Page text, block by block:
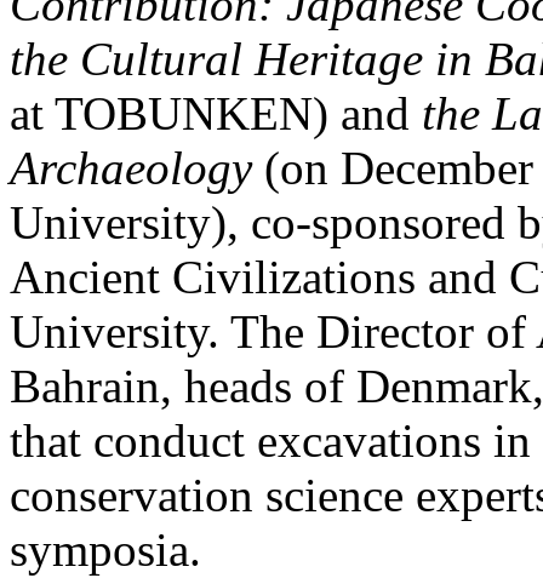
the Cultural Heritage in
at TOBUNKEN) and the
Archaeology(on December
University), co-sponsored
Ancient Civilizations and
University. The Director of
Bahrain, heads of
that conduct excavations
conservation science
symposia.